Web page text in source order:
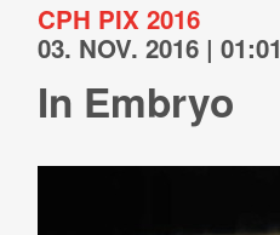
CPH PIX 2016
03. NOV. 2016 | 01:01
In Embryo